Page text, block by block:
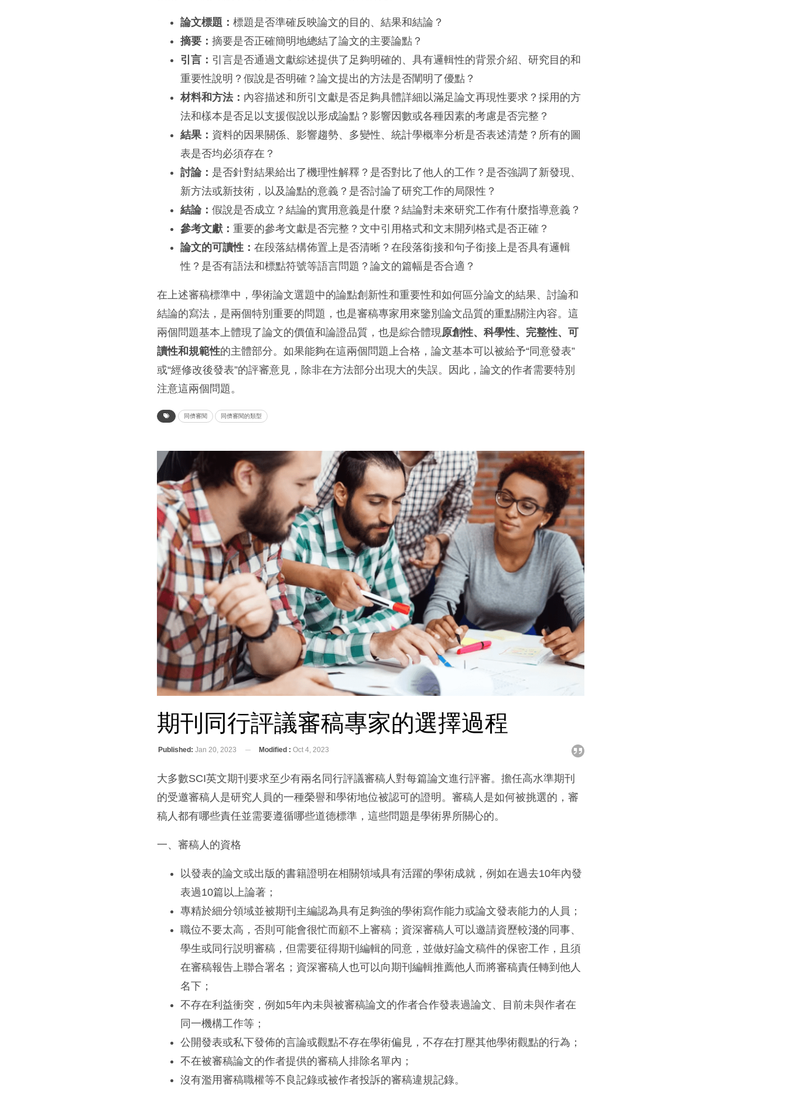
論文標題：標題是否準確反映論文的目的、結果和結論？
摘要：摘要是否正確簡明地總結了論文的主要論點？
引言： 引言是否通過文獻綜述提供了足夠明確的、具有邏輯性的背景介紹、研究目的和
重要性說明？假說是否明確？論文提出的方法是否闡明了優點？
材料和方法： 內容描述和所引文獻是否足夠具體詳細以滿足論文再現性要求？採用的方
法和樣本是否足以支援假說以形成論點？影響因數或各種因素的考慮是否完整？
結果： 資料的因果關係、影響趨勢、多變性、統計學概率分析是否表述清楚？所有的圖
表是否均必須存在？
討論： 是否針對結果給出了機理性解釋？是否對比了他人的工作？是否強調了新發現、
新方法或新技術，以及論點的意義？是否討論了研究工作的局限性？
結論：假說是否成立？結論的實用意義是什麼？結論對未來研究工作有什麼指導意義？
參考文獻：重要的參考文獻是否完整？文中引用格式和文末開列格式是否正確？
論文的可讀性：在段落結構佈置上是否清晰？在段落銜接和句子銜接上是否具有邏輯
性？是否有語法和標點符號等語言問題？論文的篇幅是否合適？
在上述審稿標準中，學術論文選題中的論點創新性和重要性和如何區分論文的結果、討論和
結論的寫法，是兩個特別重要的問題，也是審稿專家用來鑒別論文品質的重點關注內容。這
兩個問題基本上體現了論文的價值和論證品質，也是綜合體現原創性、科學性、完整性、可
讀性和規範性的主體部分。如果能夠在這兩個問題上合格，論文基本可以被給予“同意發表”
或“經修改後發表”的評審意見，除非在方法部分出現大的失誤。因此，論文的作者需要特別
注意這兩個問題。
同儕審閱 同儕審閱的類型
期刊同行評議審稿專家的選擇過程
Published:Jan 20, 2023 Modified : Oct 4, 2023
大多數SCI英文期刊要求至少有兩名同行評議審稿人對每篇論文進行評審。擔任高水準期刊
的受邀審稿人是研究人員的一種榮譽和學術地位被認可的證明。審稿人是如何被挑選的，審
稿人都有哪些責任並需要遵循哪些道德標準，這些問題是學術界所關心的。
一、審稿人的資格
以發表的論文或出版的書籍證明在相關領域具有活躍的學術成就，例如在過去10年內發
表過10篇以上論著；
專精於細分領域並被期刊主編認為具有足夠強的學術寫作能力或論文發表能力的人員；
職位不要太高，否則可能會很忙而顧不上審稿；資深審稿人可以邀請資歷較淺的同事、
學生或同行説明審稿，但需要征得期刊編輯的同意，並做好論文稿件的保密工作，且須
在審稿報告上聯合署名；資深審稿人也可以向期刊編輯推薦他人而將審稿責任轉到他人
名下；
不存在利益衝突，例如5年內未與被審稿論文的作者合作發表過論文、目前未與作者在
同一機構工作等；
公開發表或私下發佈的言論或觀點不存在學術偏見，不存在打壓其他學術觀點的行為；
不在被審稿論文的作者提供的審稿人排除名單內；
沒有濫用審稿職權等不良記錄或被作者投訴的審稿違規記錄。